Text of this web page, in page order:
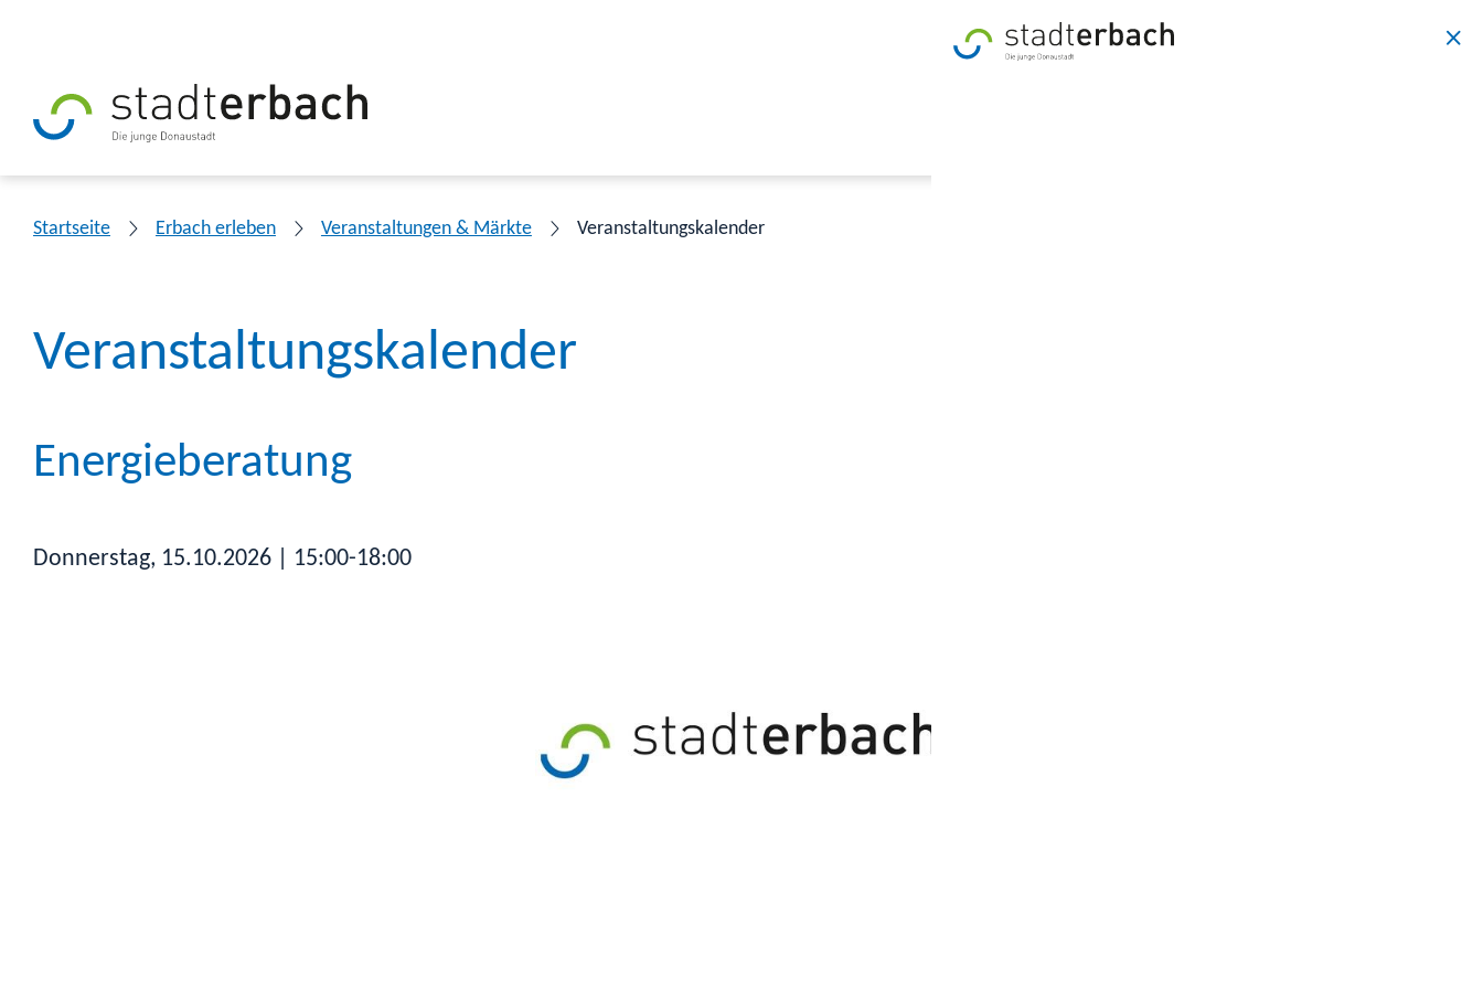
Startseite Erbach erleben Veranstaltungen & Märkte Veranstaltungskalender
Veranstaltungskalender
Donnerstag, 15.10.2026 | 15:00-18:00
Energieberatung